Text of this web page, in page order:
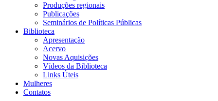
Produções regionais
Publicações
Seminários de Políticas Públicas
Biblioteca
Apresentação
Acervo
Novas Aquisições
Vídeos da Biblioteca
Links Úteis
Mulheres
Contatos